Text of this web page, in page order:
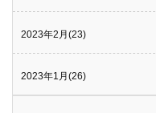
2023年2月(23)
2023年1月(26)